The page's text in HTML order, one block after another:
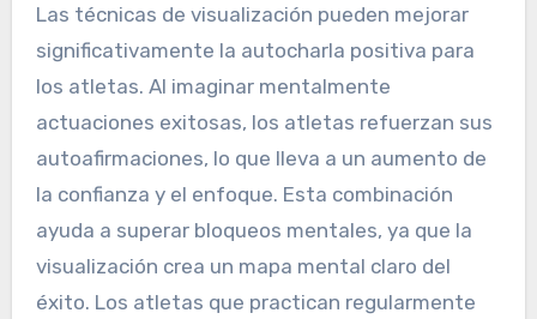
Las técnicas de visualización pueden mejorar
significativamente la autocharla positiva para
los atletas. Al imaginar mentalmente
actuaciones exitosas, los atletas refuerzan sus
autoafirmaciones, lo que lleva a un aumento de
la confianza y el enfoque. Esta combinación
ayuda a superar bloqueos mentales, ya que la
visualización crea un mapa mental claro del
éxito. Los atletas que practican regularmente